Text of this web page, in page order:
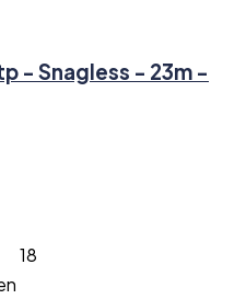
- Snagless - 23m -
18